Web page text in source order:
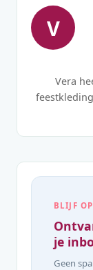
V
Vera
BLIJF
je
Geen